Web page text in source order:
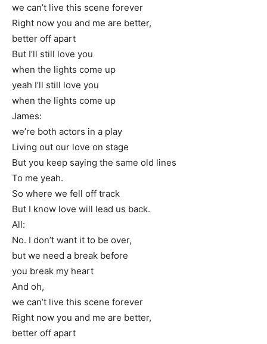
we can’t live this scene forever
Right now you and me are better,
better off apart
But I’ll still love you
when the lights come up
yeah I’ll still love you
when the lights come up
James:
we’re both actors in a play
Living out our love on stage
But you keep saying the same old lines
To me yeah.
So where we fell off track
But I know love will lead us back.
All:
No. I don’t want it to be over,
but we need a break before
you break my heart
And oh,
we can’t live this scene forever
Right now you and me are better,
better off apart